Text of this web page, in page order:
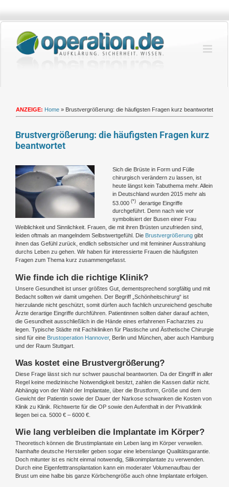
springen
ANZEIGE: Home » Brustvergrößerung: die häufigsten Fragen kurz beantwortet
Brustvergrößerung: die häufigsten Fragen kurz
beantwortet
Zeige
grösseres
Sich die Brüste in Form und Fülle
chirurgisch verändern zu lassen, ist
heute längst kein Tabuthema mehr. Allein
in Deutschland wurden 2015 mehr als
53.000(*) derartige Eingriffe
durchgeführt. Denn nach wie vor
symbolisiert der Busen einer Frau
Weiblichkeit und Sinnlichkeit. Frauen, die mit ihren Brüsten unzufrieden sind,
leiden oftmals an mangelndem Selbstwertgefühl. Die Brustvergrößerung gibt
ihnen das Gefühl zurück, endlich selbstsicher und mit femininer Ausstrahlung
durchs Leben zu gehen. Wir haben für interessierte Frauen die häufigsten
Fragen zum Thema kurz zusammengefasst.
Wie finde ich die richtige Klinik?
Unsere Gesundheit ist unser größtes Gut, dementsprechend sorgfältig und mit
Bedacht sollten wir damit umgehen. Der Begriff „Schönheitschirurg“ ist
hierzulande nicht geschützt, somit dürfen auch fachlich unzureichend geschulte
Ärzte derartige Eingriffe durchführen. Patientinnen sollten daher darauf achten,
die Gesundheit ausschließlich in die Hände eines erfahrenen Facharztes zu
legen. Typische Städte mit Fachkliniken für Plastische und Ästhetische Chirurgie
sind für eine Brustoperation Hannover, Berlin und München, aber auch Hamburg
und der Raum Stuttgart.
Was kostet eine Brustvergrößerung?
Diese Frage lässt sich nur schwer pauschal beantworten. Da der Eingriff in aller
Regel keine medizinische Notwendigkeit besitzt, zahlen die Kassen dafür nicht.
Abhängig von der Wahl der Implantate, über die Brustform, Größe und dem
Gewicht der Patientin sowie der Dauer der Narkose schwanken die Kosten von
Klinik zu Klinik. Richtwerte für die OP sowie den Aufenthalt in der Privatklinik
liegen bei ca. 5000 € – 6000 €.
Wie lang verbleiben die Implantate im Körper?
Theoretisch können die Brustimplantate ein Leben lang im Körper verweilen.
Namhafte deutsche Hersteller geben sogar eine lebenslange Qualitätsgarantie.
Doch mitunter ist es nicht einmal notwendig, Silikonimplantate zu verwenden.
Durch eine Eigenfetttransplantation kann ein moderater Volumenaufbau der
Brust um eine halbe bis ganze Körbchengröße auch ohne Implantate erfolgen.